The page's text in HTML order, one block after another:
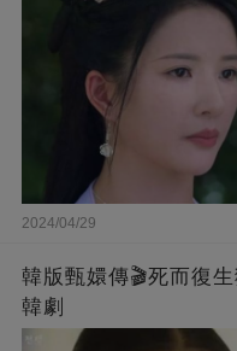
2024/04/29
韓版甄嬛傳🎬死而復
韓劇